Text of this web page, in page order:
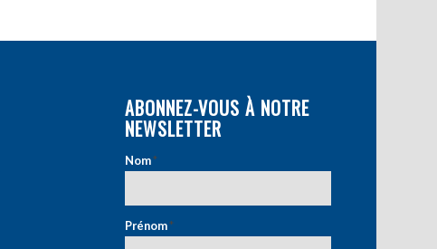
ABONNEZ-VOUS À NOTRE
NEWSLETTER
Nom*
Prénom*